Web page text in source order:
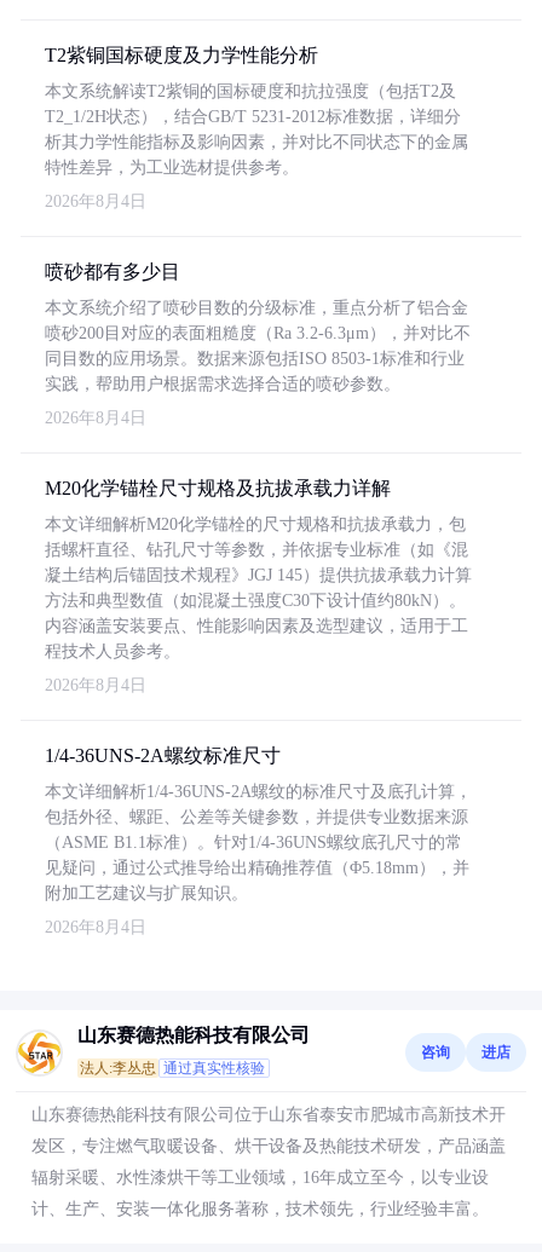
T2紫铜国标硬度及力学性能分析
本文系统解读T2紫铜的国标硬度和抗拉强度（包括T2及
T2_1/2H状态），结合GB/T 5231-2012标准数据，详细分
析其力学性能指标及影响因素，并对比不同状态下的金属
特性差异，为工业选材提供参考。
2026年8月4日
喷砂都有多少目
本文系统介绍了喷砂目数的分级标准，重点分析了铝合金
喷砂200目对应的表面粗糙度（Ra 3.2-6.3μm），并对比不
同目数的应用场景。数据来源包括ISO 8503-1标准和行业
实践，帮助用户根据需求选择合适的喷砂参数。
2026年8月4日
M20化学锚栓尺寸规格及抗拔承载力详解
本文详细解析M20化学锚栓的尺寸规格和抗拔承载力，包
括螺杆直径、钻孔尺寸等参数，并依据专业标准（如《混
凝土结构后锚固技术规程》JGJ 145）提供抗拔承载力计算
方法和典型数值（如混凝土强度C30下设计值约80kN）。
内容涵盖安装要点、性能影响因素及选型建议，适用于工
程技术人员参考。
2026年8月4日
1/4-36UNS-2A螺纹标准尺寸
本文详细解析1/4-36UNS-2A螺纹的标准尺寸及底孔计算，
包括外径、螺距、公差等关键参数，并提供专业数据来源
（ASME B1.1标准）。针对1/4-36UNS螺纹底孔尺寸的常
见疑问，通过公式推导给出精确推荐值（Φ5.18mm），并
附加工艺建议与扩展知识。
2026年8月4日
山东赛德热能科技有限公司
法人:李丛忠 通过真实性核验
咨询 进店
山东赛德热能科技有限公司位于山东省泰安市肥城市高新技术开
发区，专注燃气取暖设备、烘干设备及热能技术研发，产品涵盖
辐射采暖、水性漆烘干等工业领域，16年成立至今，以专业设
计、生产、安装一体化服务著称，技术领先，行业经验丰富。